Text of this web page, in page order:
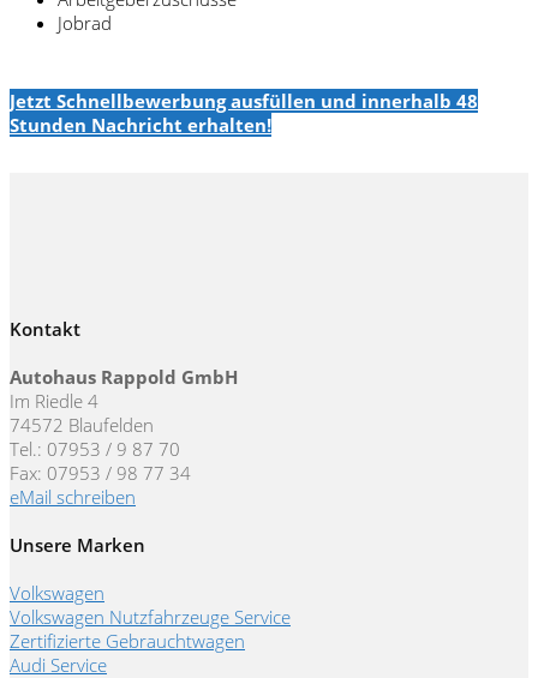
Jobrad
Jetzt Schnellbewerbung ausfüllen und innerhalb 48
Stunden Nachricht erhalten!
Kontakt
Autohaus Rappold GmbH
Im Riedle 4
74572 Blaufelden
Tel.: 07953 / 9 87 70
Fax: 07953 / 98 77 34
eMail schreiben
Unsere Marken
Volkswagen
Volkswagen Nutzfahrzeuge Service
Zertifizierte Gebrauchtwagen
Audi Service